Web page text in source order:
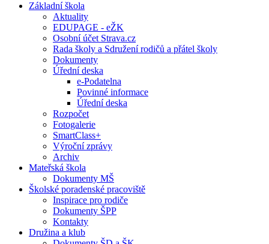
Základní škola
Aktuality
EDUPAGE - eŽK
Osobní účet Strava.cz
Rada školy a Sdružení rodičů a přátel školy
Dokumenty
Úřední deska
e-Podatelna
Povinné informace
Úřední deska
Rozpočet
Fotogalerie
SmartClass+
Výroční zprávy
Archiv
Mateřská škola
Dokumenty MŠ
Školské poradenské pracoviště
Inspirace pro rodiče
Dokumenty ŠPP
Kontakty
Družina a klub